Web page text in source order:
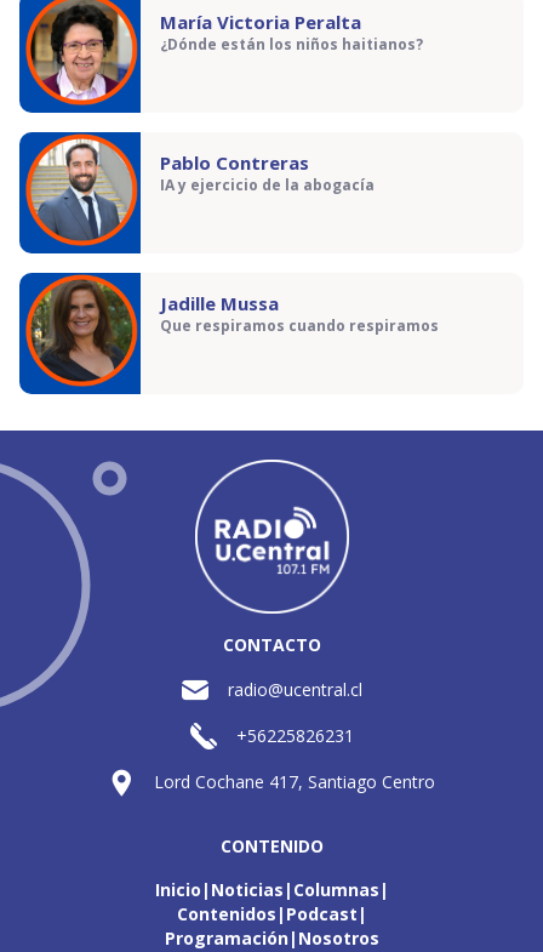
María Victoria Peralta
¿Dónde están los niños haitianos?
Pablo Contreras
IA y ejercicio de la abogacía
Jadille Mussa
Que respiramos cuando respiramos
CONTACTO
radio@ucentral.cl
+56225826231
Lord Cochane 417, Santiago Centro
CONTENIDO
Inicio Noticias Columnas
Contenidos Podcast
Programación Nosotros